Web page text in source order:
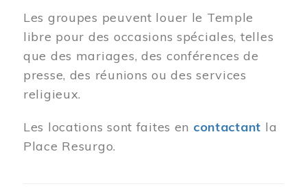
Les groupes peuvent louer le Temple
libre pour des occasions spéciales, telles
que des mariages, des conférences de
presse, des réunions ou des services
religieux.
Les locations sont faites en contactant la
Place Resurgo.